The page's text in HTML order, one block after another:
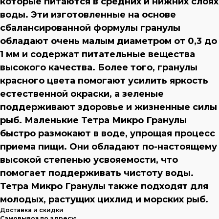
воды. Эти изготовленные на основе
сбалансированной формулы гранулы
обладают очень малым диаметром от 0,3 до
1 мм и содержат питательные вещества
высокого качества. Более того, гранулы
красного цвета помогают усилить яркость
естественной окраски, а зеленые
поддерживают здоровье и жизненные силы
рыб. Маленькие Тетра Микро Гранулы
быстро размокают в воде, упрощая процесс
приема пищи. Они обладают по-настоящему
высокой степенью усвояемости, что
помогает поддерживать чистоту воды.
Тетра Микро Гранулы также подходят для
молодых, растущих цихлид и морских рыб.
Доставка и скидки